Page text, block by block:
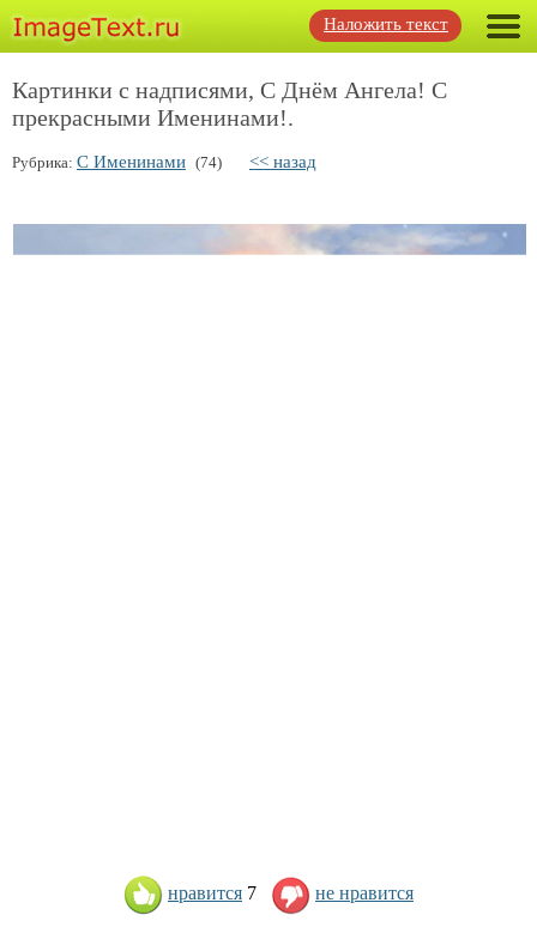
Наложить текст
Картинки с надписями, С Днём Ангела! С
прекрасными Именинами!.
Рубрика: С Именинами (74) << назад
нравится 7 не нравится